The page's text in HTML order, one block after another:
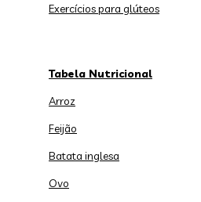
Exercícios para glúteos
Tabela Nutricional
Arroz
Feijão
Batata inglesa
Ovo